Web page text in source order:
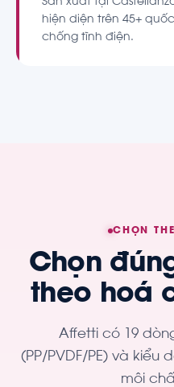
Sản xuất tại
hiện diện trên 45+
chống tĩnh điện.
CHỌN
Chọn
theo hoá
Affetti có 19
(PP/PVDF/PE) và
môi